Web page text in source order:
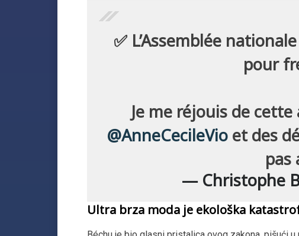
✅ L’Assemblée
pour
Je me réjouis de
@AnneCecileVio et des
pas
— Christophe
Ultra brza moda je ekološka